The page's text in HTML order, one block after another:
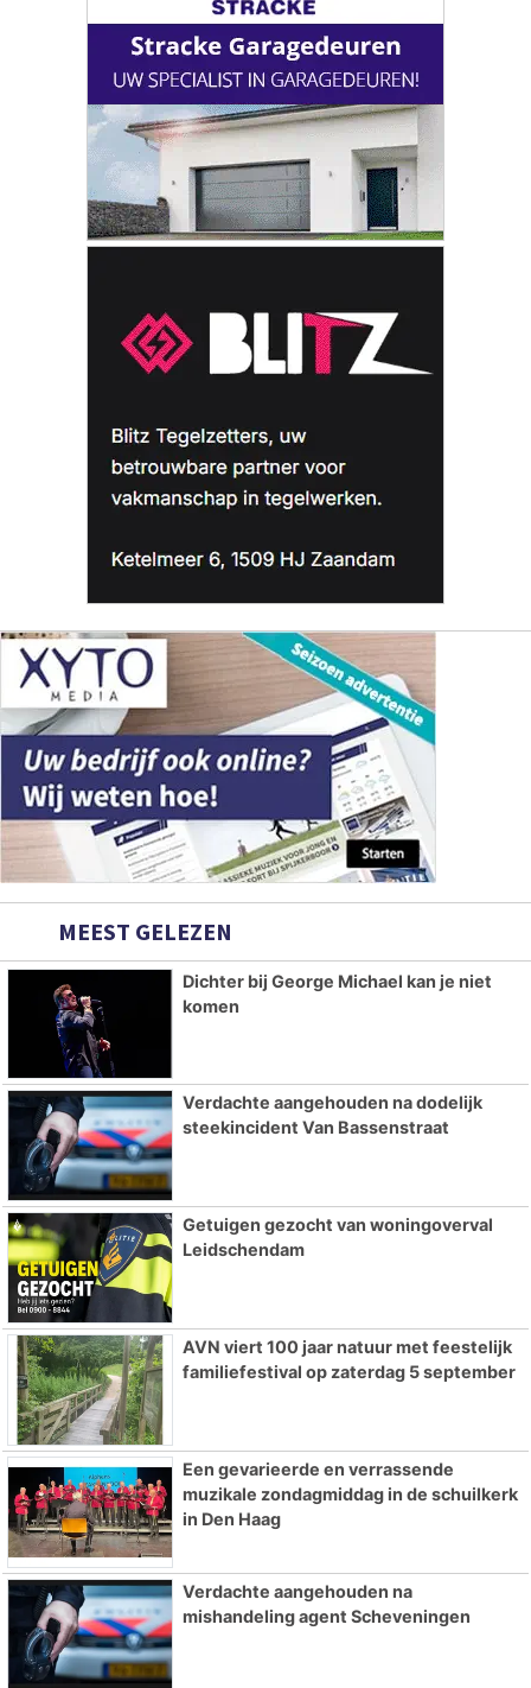
MEEST GELEZEN
Dichter bij George Michael kan je niet
komen
Verdachte aangehouden na dodelijk
steekincident Van Bassenstraat
Getuigen gezocht van woningoverval
Leidschendam
AVN viert 100 jaar natuur met feestelijk
familiefestival op zaterdag 5 september
Een gevarieerde en verrassende
muzikale zondagmiddag in de schuilkerk
in Den Haag
Verdachte aangehouden na
mishandeling agent Scheveningen